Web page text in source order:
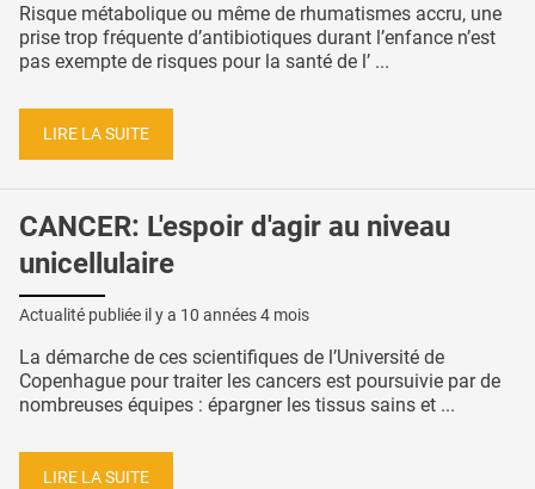
Risque métabolique ou même de rhumatismes accru, une
prise trop fréquente d’antibiotiques durant l’enfance n’est
pas exempte de risques pour la santé de l’ ...
LIRE LA SUITE
CANCER: L'espoir d'agir au niveau
unicellulaire
Actualité publiée il y a 10 années 4 mois
La démarche de ces scientifiques de l’Université de
Copenhague pour traiter les cancers est poursuivie par de
nombreuses équipes : épargner les tissus sains et ...
LIRE LA SUITE